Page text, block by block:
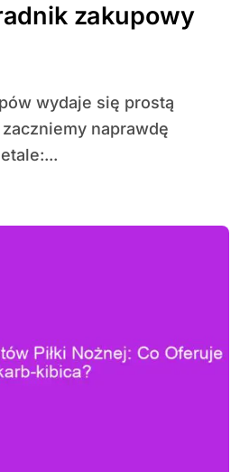
zakupowy
naprawdę